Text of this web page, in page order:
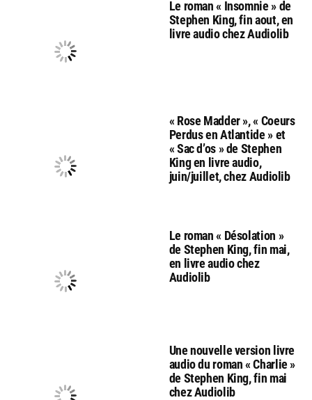
Le roman « Insomnie » de
Stephen King, fin aout, en
livre audio chez Audiolib
« Rose Madder », « Coeurs
Perdus en Atlantide » et
« Sac d’os » de Stephen
King en livre audio,
juin/juillet, chez Audiolib
Le roman « Désolation »
de Stephen King, fin mai,
en livre audio chez
Audiolib
Une nouvelle version livre
audio du roman « Charlie »
de Stephen King, fin mai
chez Audiolib